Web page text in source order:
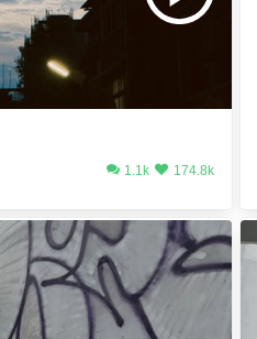
1.1k 174.8k